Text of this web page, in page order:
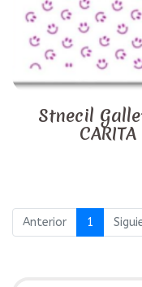
Stnecil
Anterior 1